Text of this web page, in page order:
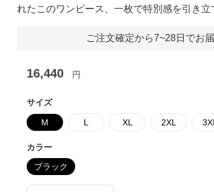
slide
れたこのワンピース、一枚で特別感を引き立
ご注文確定から7~28日でお
16,440 円
サイズ
M L XL 2XL 3XL
カラー
ブラック